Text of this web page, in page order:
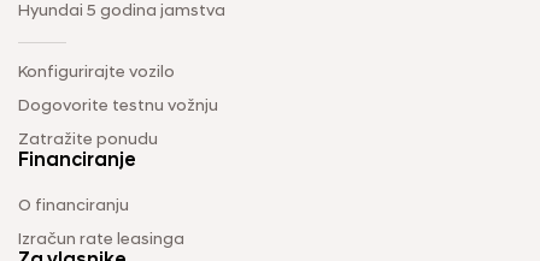
Hyundai 5 godina jamstva
Konfigurirajte vozilo
Dogovorite testnu vožnju
Zatražite ponudu
Financiranje
O financiranju
Izračun rate leasinga